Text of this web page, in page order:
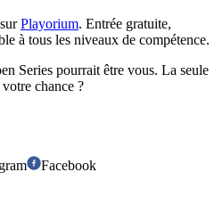
Playorium. Entrée gratuite,
à tous les niveaux de compétence.
Series pourrait être vous. La seule
chance ?
Facebook